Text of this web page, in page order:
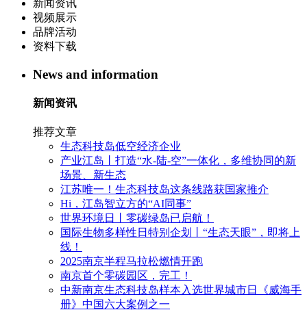
新闻资讯
视频展示
品牌活动
资料下载
News and information
新闻资讯
推荐文章
生态科技岛低空经济企业
产业江岛丨打造“水-陆-空”一体化，多维协同的新
场景、新生态
江苏唯一！生态科技岛这条线路获国家推介
Hi，江岛智立方的“AI同事”
世界环境日丨零碳绿岛已启航！
国际生物多样性日特别企划丨“生态天眼”，即将上
线！
2025南京半程马拉松燃情开跑
南京首个零碳园区，完工！
中新南京生态科技岛样本入选世界城市日《威海手
册》中国六大案例之一